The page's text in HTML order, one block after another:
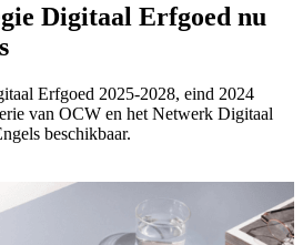
Digitaal Erfgoed nu
Erfgoed 2025-2028, eind 2024
van OCW en het Netwerk Digitaal
beschikbaar.